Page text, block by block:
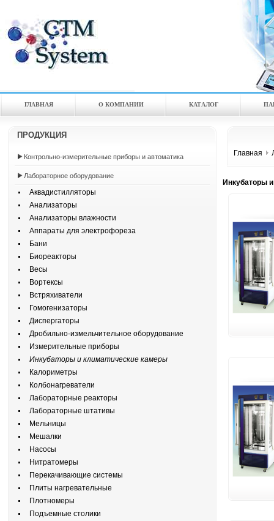
ГЛАВНАЯ О КОМПАНИИ КАТАЛOГ
ПРОДУКЦИЯ
Контрольно-измерительные приборы и автоматика
Лабораторное оборудование
Аквадистилляторы
Анализаторы
Анализаторы влажности
Аппараты для электрофореза
Бани
Биореакторы
Весы
Вортексы
Встряхиватели
Гомогенизаторы
Диспергаторы
Дробильно-измельчительное оборудование
Измерительные приборы
Инкубаторы и климатические камеры
Калориметры
Колбонагреватели
Лабораторные реакторы
Лабораторные штативы
Мельницы
Мешалки
Насосы
Нитратомеры
Перекачивающие системы
Плиты нагревательные
Плотномеры
Подъемные столики
Главная
Инкубаторы